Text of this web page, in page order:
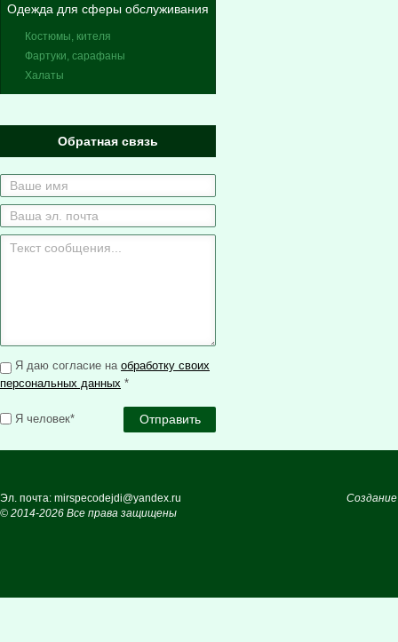
Одежда для сферы обслуживания
Костюмы, кителя
Фартуки, сарафаны
Халаты
Обратная связь
Я даю согласие на обработку своих
персональных данных *
Я человек*
Эл. почта: mirspecodejdi@yandex.ru
© 2014-2026 Все права защищены